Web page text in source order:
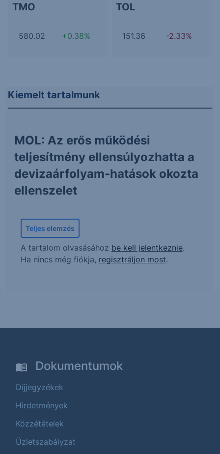
TMO
580.02 +0.38%
TOL
151.36 -2.33%
Kiemelt tartalmunk
MOL: Az erős működési
teljesítmény ellensúlyozhatta a
devizaárfolyam-hatások okozta
ellenszelet
Teljes elemzés
A tartalom olvasásához be kell jelentkeznie.
Ha nincs még fiókja, regisztráljon most.
Dokumentumok
Díjjegyzékek
Hirdetmények
Közzétételek
Üzletszabályzat